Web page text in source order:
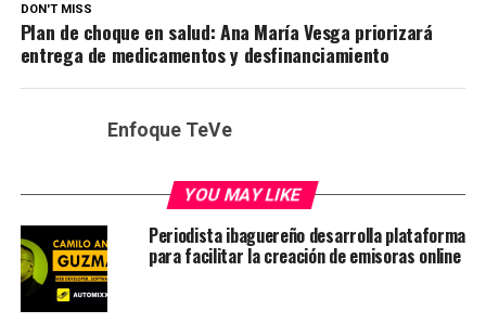
DON'T MISS
Plan de choque en salud: Ana María Vesga priorizará
entrega de medicamentos y desfinanciamiento
Enfoque TeVe
YOU MAY LIKE
Periodista ibaguereño desarrolla plataforma
para facilitar la creación de emisoras online